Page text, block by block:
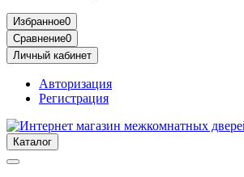
Избранное0
Сравнение0
Личный кабинет
Авторизация
Регистрация
Каталог